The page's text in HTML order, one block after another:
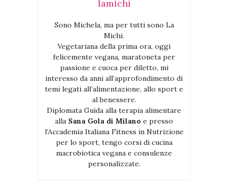
lamichi
Sono Michela, ma per tutti sono La
Michi.
Vegetariana della prima ora, oggi
felicemente vegana, maratoneta per
passione e cuoca per diletto, mi
interesso da anni all’approfondimento di
temi legati all’alimentazione, allo sport e
al benessere.
Diplomata Guida alla terapia alimentare
alla Sana Gola di Milano e presso
l’Accademia Italiana Fitness in Nutrizione
per lo sport, tengo corsi di cucina
macrobiotica vegana e consulenze
personalizzate.